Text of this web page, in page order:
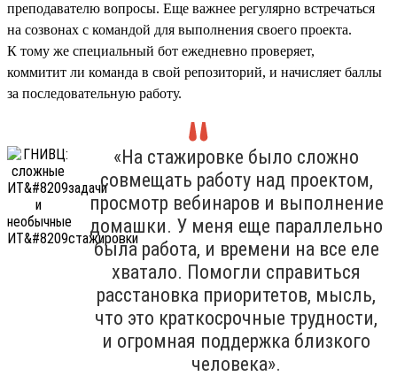
преподавателю вопросы. Еще важнее регулярно встречаться
на созвонах с командой для выполнения своего проекта.
К тому же специальный бот ежедневно проверяет,
коммитит ли команда в свой репозиторий, и начисляет баллы
за последовательную работу.
«На стажировке было сложно
совмещать работу над проектом,
просмотр вебинаров и выполнение
домашки. У меня еще параллельно
была работа, и времени на все еле
хватало. Помогли справиться
расстановка приоритетов, мысль,
что это краткосрочные трудности,
и огромная поддержка близкого
человека».